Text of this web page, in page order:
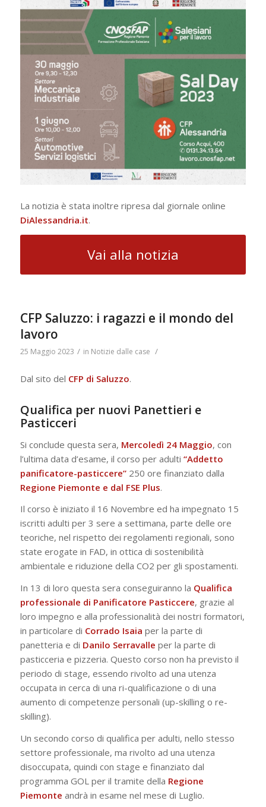
La notizia è stata inoltre ripresa dal giornale online
DiAlessandria.it.
Vai alla notizia
CFP Saluzzo: i ragazzi e il mondo del
lavoro
25 Maggio 2023 / in Notizie dalle case /
Dal sito del CFP di Saluzzo.
Qualifica per nuovi Panettieri e
Pasticceri
Si conclude questa sera, Mercoledì 24 Maggio, con
l’ultima data d’esame, il corso per adulti “Addetto
panificatore-pasticcere”250 ore finanziato dalla
Regione Piemonte e dal FSE Plus.
Il corso è iniziato il 16 Novembre ed ha impegnato 15
iscritti adulti per 3 sere a settimana, parte delle ore
teoriche, nel rispetto dei regolamenti regionali, sono
state erogate in FAD, in ottica di sostenibilità
ambientale e riduzione della CO2 per gli spostamenti.
In 13 di loro questa sera conseguiranno la Qualifica
professionale di Panificatore Pasticcere, grazie al
loro impegno e alla professionalità dei nostri formatori,
in particolare di Corrado Isaia per la parte di
panetteria e di Danilo Serravalle per la parte di
pasticceria e pizzeria. Questo corso non ha previsto il
periodo di stage, essendo rivolto ad una utenza
occupata in cerca di una ri-qualificazione o di una
aumento di competenze personali (up-skilling o re-
skilling).
Un secondo corso di qualifica per adulti, nello stesso
settore professionale, ma rivolto ad una utenza
disoccupata, quindi con stage e finanziato dal
programma GOL per il tramite della Regione
Piemonte andrà in esame nel mese di Luglio.